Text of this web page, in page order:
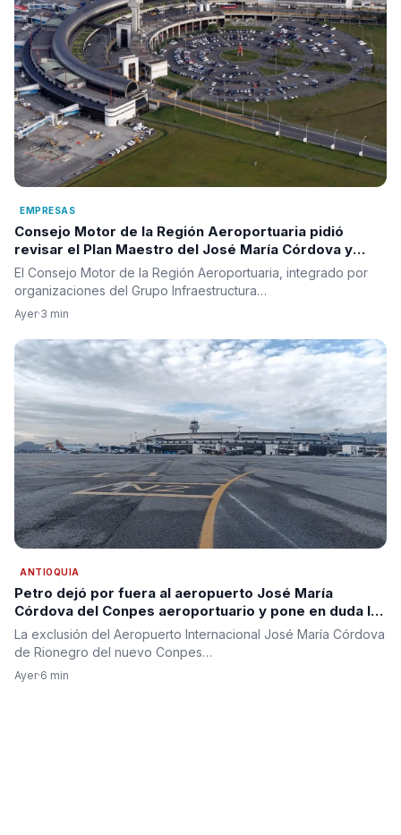
EMPRESAS
Consejo Motor de la Región Aeroportuaria pidió
revisar el Plan Maestro del José María Córdova y
reclamó una visión integral para la infraestructura
aérea del país
El Consejo Motor de la Región Aeroportuaria, integrado por
organizaciones del Grupo Infraestructura…
Ayer·3 min
ANTIOQUIA
Petro dejó por fuera al aeropuerto José María
Córdova del Conpes aeroportuario y pone en duda la
segunda pista para Antioquia
La exclusión del Aeropuerto Internacional José María Córdova
de Rionegro del nuevo Conpes…
Ayer·6 min